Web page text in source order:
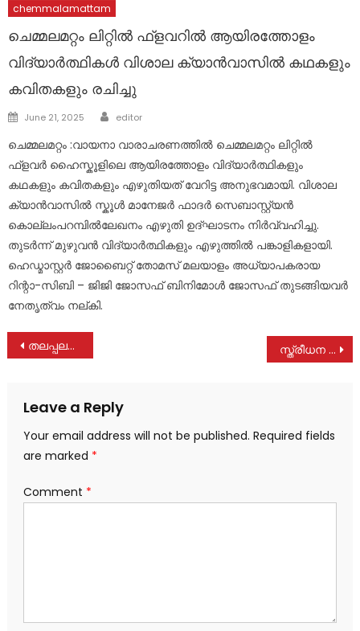
chemmalamattam
ചെമ്മലമറ്റം ലിറ്റിൽ ഫ്ളവറിൽ ആയിരത്തോളം
വിദ്യാർത്ഥികൾ വിശാല ക്യാൻവാസിൽ കഥകളും
കവിതകളും രചിച്ചു
Posted
June 21, 2025 Author
editor
ചെമ്മലമറ്റം :വായനാ വാരാചരണത്തിൽ ചെമ്മലമറ്റം ലിറ്റിൽ
ഫ്ളവർ ഹൈസ്കൂളിലെ ആയിരത്തോളം വിദ്യാർത്ഥികളും
കഥകളും കവിതകളും എഴുതിയത് വേറിട്ട അനുഭവമായി. വിശാല
ക്യാൻവാസിൽ സ്കൂൾ മാനേജർ ഫാദർ സെബാസ്റ്റ്യൻ
കൊല്ലംപറമ്പിൽലേഖനം എഴുതി ഉദ്ഘാടനം നിർവ്വഹിച്ചു.
തുടർന്ന് മുഴുവൻ വിദ്യാർത്ഥികളും എഴുത്തിൽ പങ്കാളികളായി.
ഹെഡ്മാസ്റ്റർ ജോബൈറ്റ് തോമസ് മലയാളം അധ്യാപകരായ
റിന്റാ-സിബി – ജിജി ജോസഫ് ബിനിമോൾ ജോസഫ് തുടങ്ങിയവർ
നേതൃത്വം നല്കി.
Post
തലപ്പലത്ത് വയോജന മെഡിക്കൽ ക്യാമ്പ് സ്ത്രീധന പീഡനങ്ങൾ റിപ്പോർട്ട് ചെയ്യുന്നത് കുറയുന്നു: അഡ്വ. ഇന്ദിരാ രവീന്ദ്രൻ
Leave a Reply
Your email address will not be published. Required fields
are marked *
Comment *